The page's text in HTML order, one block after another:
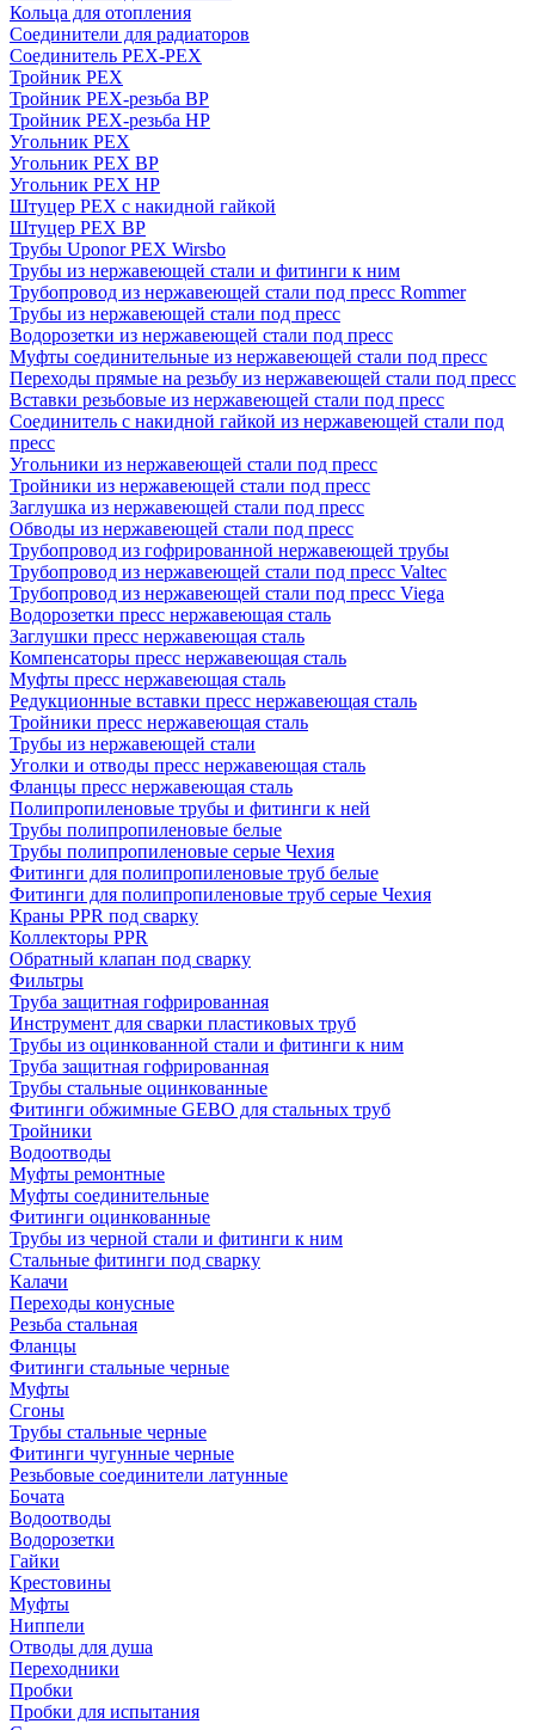
Кольца для отопления
Соединители для радиаторов
Соединитель PEX-PEX
Тройник PEX
Тройник PEX-резьба ВР
Тройник PEX-резьба НР
Угольник PEX
Угольник PEX ВР
Угольник PEX НР
Штуцер PEX c накидной гайкой
Штуцер PEX ВР
Трубы Uponor PEX Wirsbo
Трубы из нержавеющей стали и фитинги к ним
Трубопровод из нержавеющей стали под пресс Rommer
Трубы из нержавеющей стали под пресс
Водорозетки из нержавеющей стали под пресс
Муфты соединительные из нержавеющей стали под пресс
Переходы прямые на резьбу из нержавеющей стали под пресс
Вставки резьбовые из нержавеющей стали под пресс
Соединитель с накидной гайкой из нержавеющей стали под
пресс
Угольники из нержавеющей стали под пресс
Тройники из нержавеющей стали под пресс
Заглушка из нержавеющей стали под пресс
Обводы из нержавеющей стали под пресс
Трубопровод из гофрированной нержавеющей трубы
Трубопровод из нержавеющей стали под пресс Valtec
Трубопровод из нержавеющей стали под пресс Viega
Водорозетки пресс нержавеющая сталь
Заглушки пресс нержавеющая сталь
Компенсаторы пресс нержавеющая сталь
Муфты пресс нержавеющая сталь
Редукционные вставки пресс нержавеющая сталь
Тройники пресс нержавеющая сталь
Трубы из нержавеющей стали
Уголки и отводы пресс нержавеющая сталь
Фланцы пресс нержавеющая сталь
Полипропиленовые трубы и фитинги к ней
Трубы полипропиленовые белые
Трубы полипропиленовые серые Чехия
Фитинги для полипропиленовые труб белые
Фитинги для полипропиленовые труб серые Чехия
Краны PPR под сварку
Коллекторы PPR
Обратный клапан под сварку
Фильтры
Труба защитная гофрированная
Инструмент для сварки пластиковых труб
Трубы из оцинкованной стали и фитинги к ним
Труба защитная гофрированная
Трубы стальные оцинкованные
Фитинги обжимные GEBO для стальных труб
Тройники
Водоотводы
Муфты ремонтные
Муфты соединительные
Фитинги оцинкованные
Трубы из черной стали и фитинги к ним
Стальные фитинги под сварку
Калачи
Переходы конусные
Резьба стальная
Фланцы
Фитинги стальные черные
Муфты
Сгоны
Трубы стальные черные
Фитинги чугунные черные
Резьбовые соединители латунные
Бочата
Водоотводы
Водорозетки
Гайки
Крестовины
Муфты
Ниппели
Отводы для душа
Переходники
Пробки
Пробки для испытания